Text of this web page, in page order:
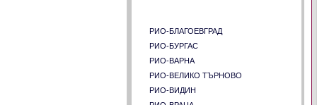
университет
Шуменски университет "Константин
Преславски"
Югозападен университет "Неофит
Университет "Професор д-р Асен
РИО-БЛАГОЕВГРАД
РИО-БУРГАС
РИО-ВАРНА
РИО-ВЕЛИКО ТЪРНОВО
РИО-ВИДИН